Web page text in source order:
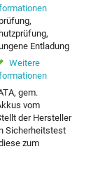
Entladung
Weitere
gem.
vom
der Hersteller
Sicherheitstest
zum